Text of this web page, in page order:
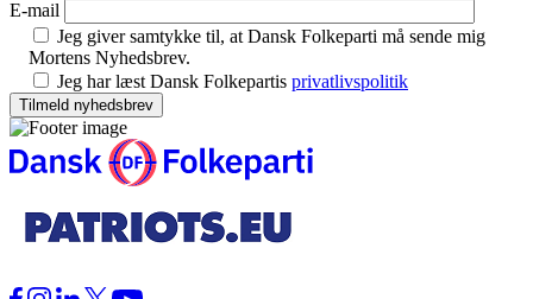
E-mail
Jeg giver samtykke til, at Dansk Folkeparti må sende mig
Mortens Nyhedsbrev.
Jeg har læst Dansk Folkepartis privatlivspolitik